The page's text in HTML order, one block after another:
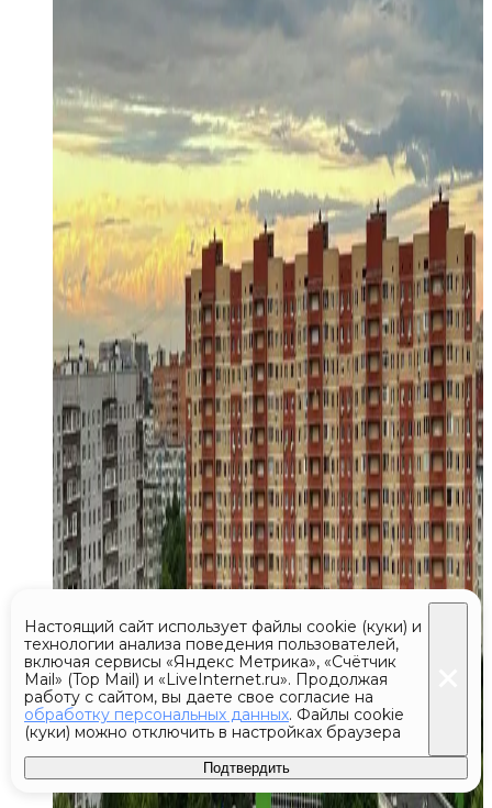
Настоящий сайт использует файлы cookie (куки) и
технологии анализа поведения пользователей,
включая сервисы «Яндекс Метрика», «Счётчик
Mail» (Top Mail) и «LiveInternet.ru». Продолжая
работу с сайтом, вы даете свое согласие на
обработку персональных данных. Файлы cookie
(куки) можно отключить в настройках браузера
Подтвердить